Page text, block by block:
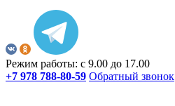
Режим работы: с 9.00 до 17.00
+7 978 788-80-59 Обратный звонок